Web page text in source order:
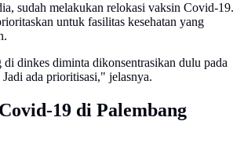
sudah melakukan relokasi vaksin Covid-19.
untuk fasilitas kesehatan yang
di dinkes diminta dikonsentrasikan dulu pada
ada prioritisasi," jelasnya.
19 di Palembang